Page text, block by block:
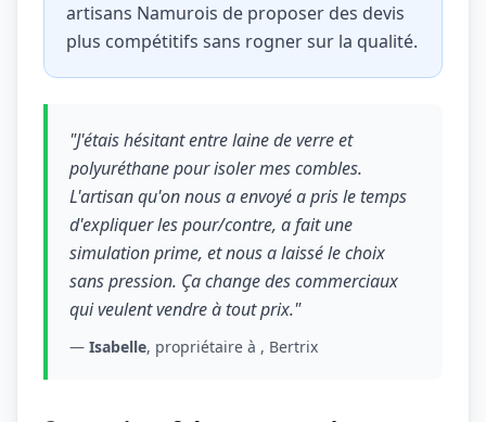
artisans Namurois de proposer des devis
plus compétitifs sans rogner sur la qualité.
"J'étais hésitant entre laine de verre et
polyuréthane pour isoler mes combles.
L'artisan qu'on nous a envoyé a pris le temps
d'expliquer les pour/contre, a fait une
simulation prime, et nous a laissé le choix
sans pression. Ça change des commerciaux
qui veulent vendre à tout prix."
— Isabelle, propriétaire à , Bertrix